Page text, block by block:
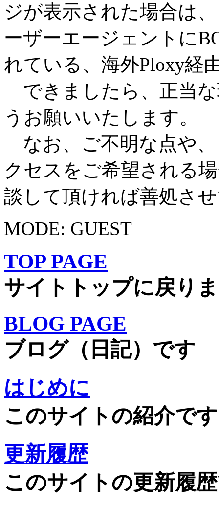
ジが表示された場合は
ーザーエージェントに
れている、海外Ploxy経
できましたら、正当
うお願いいたします。
なお、ご不明な点や
クセスをご希望される
談して頂ければ善処さ
MODE: GUEST
TOP PAGE
サイトトップに戻り
BLOG PAGE
ブログ（日記）です
はじめに
このサイトの紹介です
更新履歴
このサイトの更新履